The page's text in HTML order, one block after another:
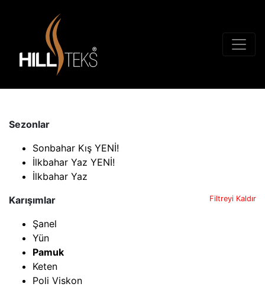
Sezonlar
Sonbahar Kış YENİ!
İlkbahar Yaz YENİ!
İlkbahar Yaz
Karışımlar
Filtreyi Kaldır
Şanel
Yün
Pamuk
Keten
Poli Viskon